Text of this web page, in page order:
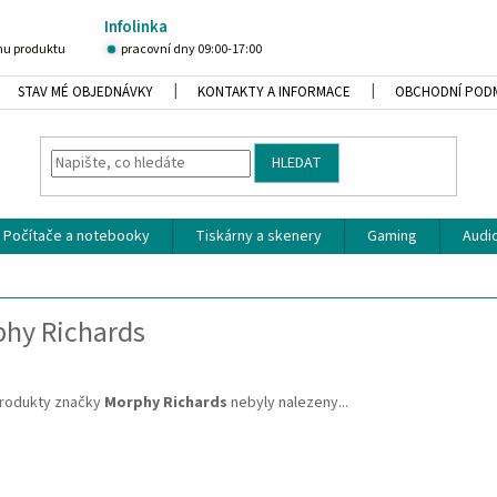
Infolinka
produktu pracovní dny 09:00-17:00
STAV MÉ OBJEDNÁVKY KONTAKTY A INFORMACE OBCHODNÍ
HLEDAT
Počítače a notebooky Tiskárny a skenery Gaming
Richards
značky Morphy Richards nebyly nalezeny...